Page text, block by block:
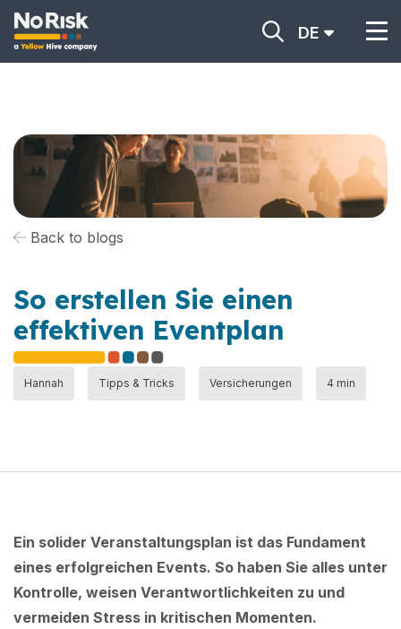
DE
Back to blogs
So erstellen Sie einen
effektiven Eventplan
Hannah Tipps & Tricks Versicherungen 4 min
Ein solider Veranstaltungsplan ist das Fundament
eines erfolgreichen Events. So haben Sie alles unter
Kontrolle, weisen Verantwortlichkeiten zu und
vermeiden Stress in kritischen Momenten.